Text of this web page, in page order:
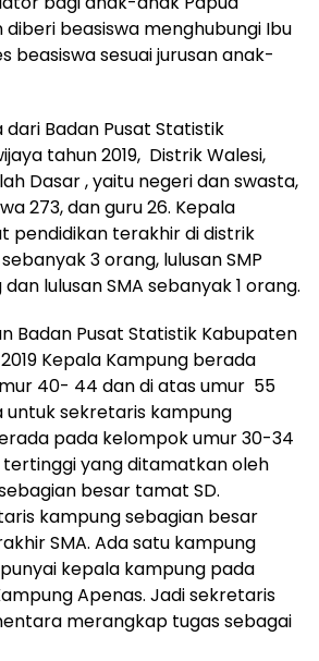
diberi beasiswa menghubungi Ibu
beasiswa sesuai jurusan anak-
Badan Pusat Statistik
tahun 2019, Distrik Walesi,
Dasar , yaitu negeri dan swasta,
273, dan guru 26. Kepala
pendidikan terakhir di distrik
3 orang, lulusan SMP
lulusan SMA sebanyak 1 orang.
Badan Pusat Statistik Kabupaten
Kepala Kampung berada
40- 44 dan di atas umur 55
untuk sekretaris kampung
pada kelompok umur 30-34
tertinggi yang ditamatkan oleh
besar tamat SD.
kampung sebagian besar
SMA. Ada satu kampung
kepala kampung pada
Apenas. Jadi sekretaris
merangkap tugas sebagai